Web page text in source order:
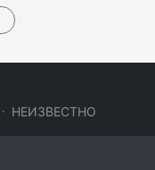
· НЕИЗВЕСТНО